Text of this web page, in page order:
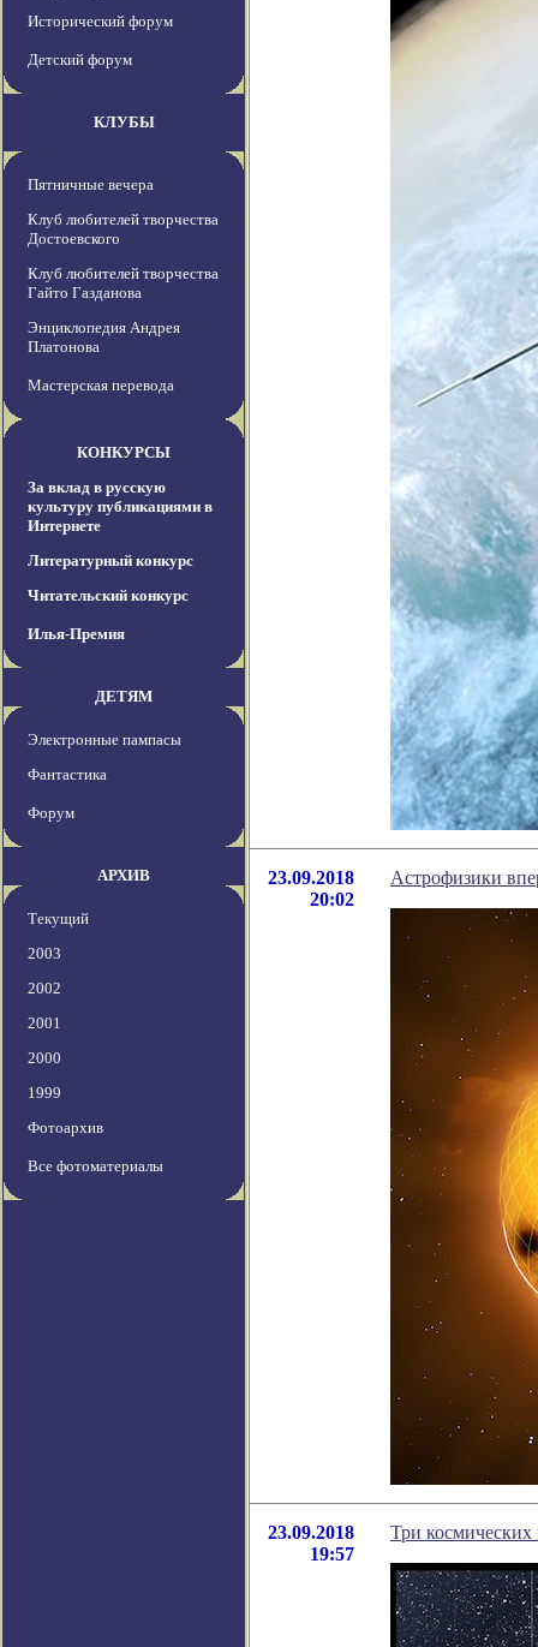
Исторический форум
Детский форум
КЛУБЫ
Пятничные вечера
Клуб любителей творчества
Достоевского
Клуб любителей творчества
Гайто Газданова
Энциклопедия Андрея
Платонова
Мастерская перевода
КОНКУРСЫ
За вклад в русскую
культуру публикациями в
Интернете
Литературный конкурс
Читательский конкурс
Илья-Премия
ДЕТЯМ
Электронные пампасы
Фантастика
Форум
АРХИВ
Текущий
2003
2002
2001
2000
1999
Фотоархив
Все фотоматериалы
23.09.2018
20:02
Астрофизики
23.09.2018
19:57
Три